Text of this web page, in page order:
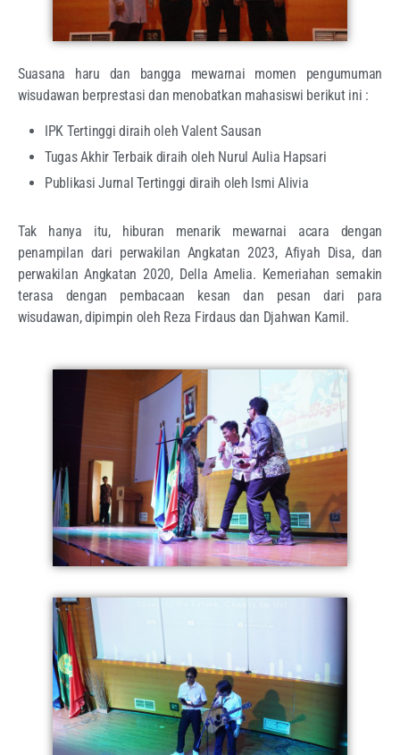
Suasana haru dan bangga mewarnai momen pengumuman
wisudawan berprestasi dan menobatkan mahasiswi berikut ini :
IPK Tertinggi diraih oleh Valent Sausan
Tugas Akhir Terbaik diraih oleh Nurul Aulia Hapsari
Publikasi Jurnal Tertinggi diraih oleh Ismi Alivia
Tak hanya itu, hiburan menarik mewarnai acara dengan
penampilan dari perwakilan Angkatan 2023, Afiyah Disa, dan
perwakilan Angkatan 2020, Della Amelia. Kemeriahan semakin
terasa dengan pembacaan kesan dan pesan dari para
wisudawan, dipimpin oleh Reza Firdaus dan Djahwan Kamil.